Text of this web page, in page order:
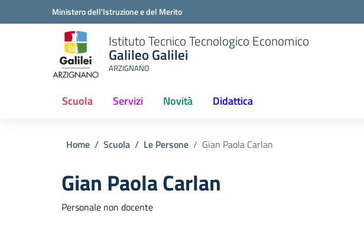
Ministero dell'Istruzione e del Merito
Istituto Tecnico Tecnologico Economico
Galileo Galilei
ARZIGNANO
Scuola Servizi Novità Didattica
(current)
Home Scuola Le Persone Gian Paola Carlan
Gian Paola Carlan
Personale non docente